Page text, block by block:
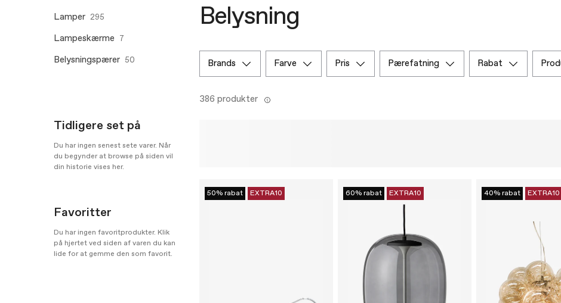
Lamper 295
Lampeskærme 7
Belysningspærer 50
Tidligere set på
Du har ingen senest sete varer. Når
du begynder at browse på siden vil
din historie vises her.
Favoritter
Du har ingen favoritprodukter. Klik
på hjertet ved siden af varen du kan
lide for at gemme den som favorit.
Belysning
brands farve pris pærefatning rabat
386 produkter
50% rabat EXTRA10 60% rabat EXTRA10 40% rabat EXTRA10